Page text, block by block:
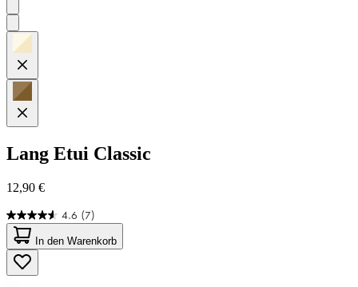
Lang Etui Classic
12,90 €
4.6 (7)
4.6
von
5
Sternen.
7
In den Warenkorb